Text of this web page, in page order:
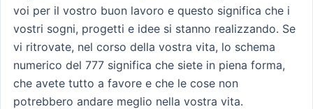
voi per il vostro buon lavoro e questo significa che i
vostri sogni, progetti e idee si stanno realizzando. Se
vi ritrovate, nel corso della vostra vita, lo schema
numerico del 777 significa che siete in piena forma,
che avete tutto a favore e che le cose non
potrebbero andare meglio nella vostra vita.